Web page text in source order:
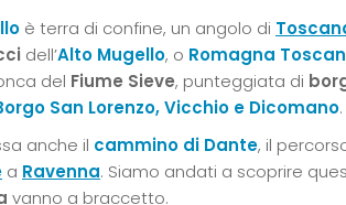
è terra di confine, un angolo di
dell’Alto Mugello, o Romagna
del Fiume Sieve, punteggiata di
San Lorenzo,Vicchio e Dicomano.
anche il cammino di Dante, il
a Ravenna. Siamo andati a scoprire
vanno a braccetto.